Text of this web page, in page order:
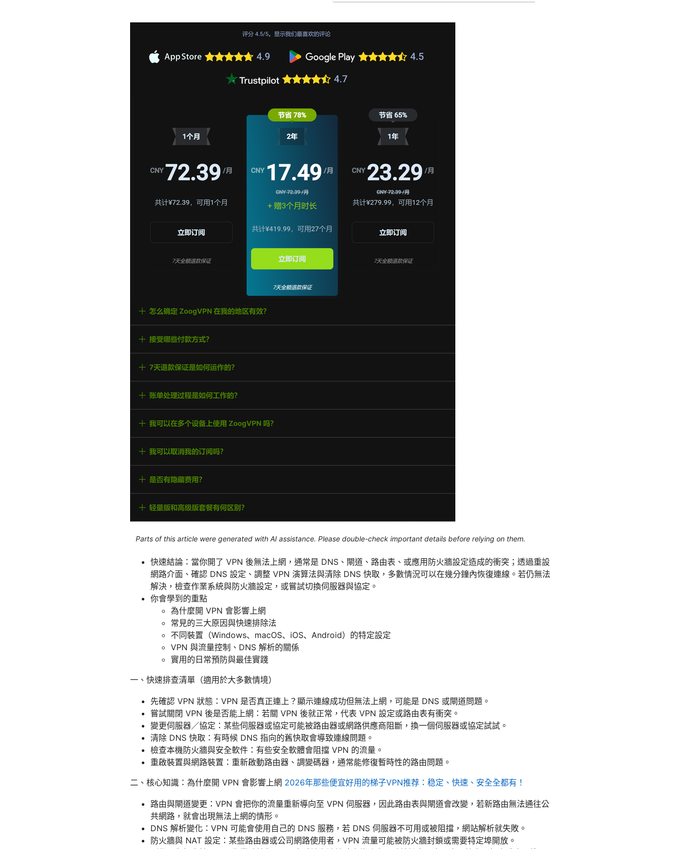
Parts of this article were generated with AI assistance. Please double-check important details before relying on them.
快速結論：當你開了 VPN 後無法上網，通常是 DNS、閘道、路由表、或應用防火牆設定造成的衝突；透過重設
網路介面、確認 DNS 設定、調整 VPN 演算法與清除 DNS 快取，多數情況可以在幾分鐘內恢復連線。若仍無法
解決，檢查作業系統與防火牆設定，或嘗試切換伺服器與協定。
你會學到的重點
為什麼開 VPN 會影響上網
常見的三大原因與快速排除法
不同裝置（Windows、macOS、iOS、Android）的特定設定
VPN 與流量控制、DNS 解析的關係
實用的日常預防與最佳實踐
一、快速排查清單（適用於大多數情境）
先確認 VPN 狀態：VPN 是否真正連上？顯示連線成功但無法上網，可能是 DNS 或閘道問題。
嘗試關閉 VPN 後是否能上網：若關 VPN 後就正常，代表 VPN 設定或路由表有衝突。
變更伺服器／協定：某些伺服器或協定可能被路由器或網路供應商阻斷，換一個伺服器或協定試試。
清除 DNS 快取：有時候 DNS 指向的舊快取會導致連線問題。
檢查本機防火牆與安全軟件：有些安全軟體會阻擋 VPN 的流量。
重啟裝置與網路裝置：重新啟動路由器、調變碼器，通常能修復暫時性的路由問題。
二、核心知識：為什麼開 VPN 會影響上網 2026年那些便宜好用的梯子VPN推荐：稳定、快速、安全全都有！
路由與閘道變更：VPN 會把你的流量重新導向至 VPN 伺服器，因此路由表與閘道會改變，若新路由無法通往公
共網路，就會出現無法上網的情形。
DNS 解析變化：VPN 可能會使用自己的 DNS 服務，若 DNS 伺服器不可用或被阻擋，網站解析就失敗。
防火牆與 NAT 設定：某些路由器或公司網路使用者，VPN 流量可能被防火牆封鎖或需要特定埠開放。